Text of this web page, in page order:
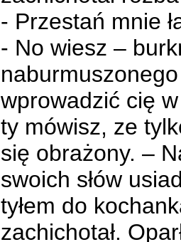
- Przestań mnie
- No wiesz –
wprowadzić cię
ty mówisz, ze
się obrażony. –
swoich słów
tyłem do
zachichotał.